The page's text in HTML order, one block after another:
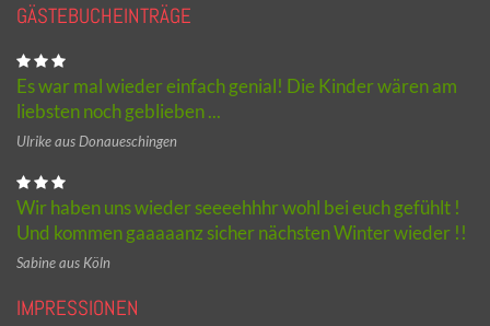
GÄSTEBUCHEINTRÄGE
Es war mal wieder einfach genial! Die Kinder wären am
liebsten noch geblieben ...
Ulrike aus Donaueschingen
Wir haben uns wieder seeeehhhr wohl bei euch gefühlt !
Und kommen gaaaaanz sicher nächsten Winter wieder !!
Sabine aus Köln
IMPRESSIONEN